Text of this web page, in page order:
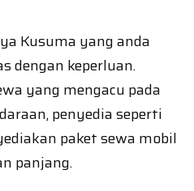
Kusuma yang anda
dengan keperluan.
yang mengacu pada
penyedia seperti
paket sewa mobil
panjang.